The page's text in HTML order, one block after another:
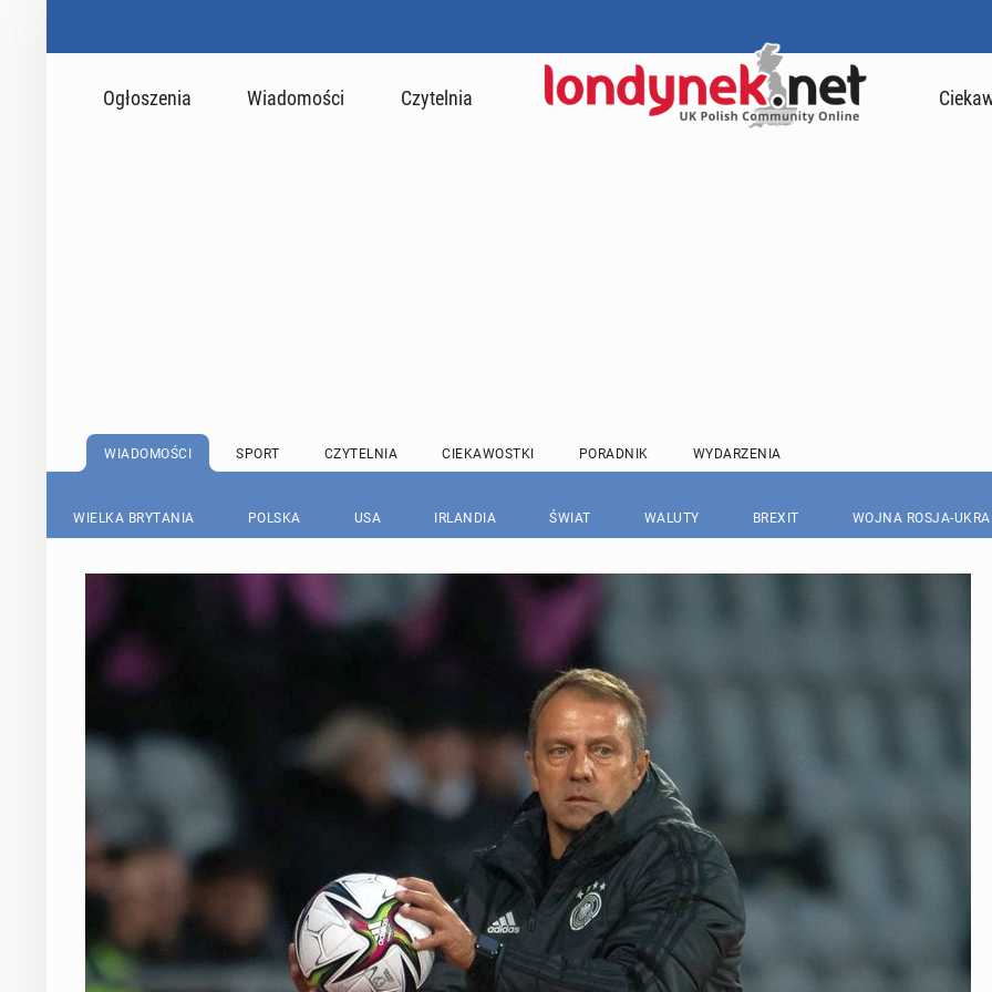
Ogłoszenia Wiadomości Czytelnia
WIADOMOŚCI SPORT CZYTELNIA CIEKAWOSTKI PORADNIK WYDARZENIA
WIELKA BRYTANIA POLSKA USA IRLANDIA ŚWIAT WALUTY BREXIT WOJNA ROSJA-